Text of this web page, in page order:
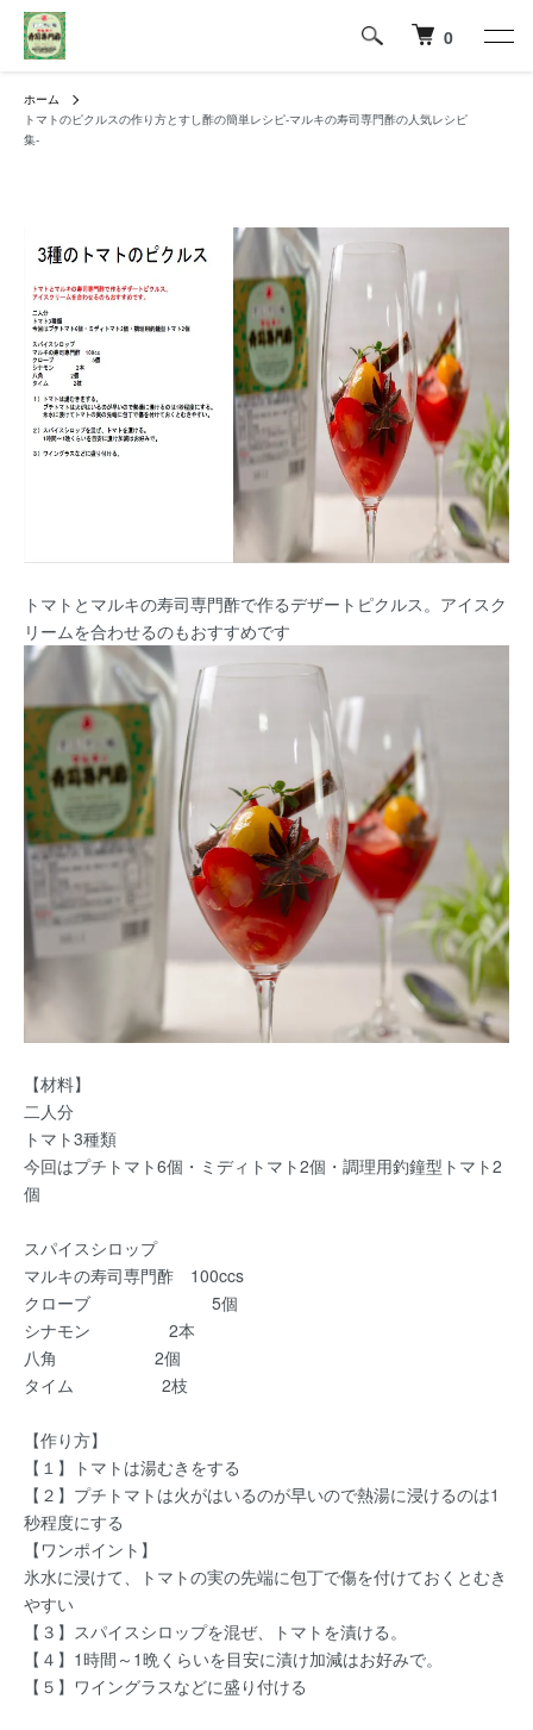
0
ホーム
トマトのピクルスの作り方とすし酢の簡単レシピ-マルキの寿司専門酢の人気レシピ
集-
トマトとマルキの寿司専門酢で作るデザートピクルス。アイスク
リームを合わせるのもおすすめです
【材料】
二人分
トマト3種類
今回はプチトマト6個・ミディトマト2個・調理用釣鐘型トマト2
個
スパイスシロップ
マルキの寿司専門酢 100ccs
クローブ 5個
シナモン 2本
八角 2個
タイム 2枝
【作り方】
【１】トマトは湯むきをする
【２】プチトマトは火がはいるのが早いので熱湯に浸けるのは1
秒程度にする
【ワンポイント】
氷水に浸けて、トマトの実の先端に包丁で傷を付けておくとむき
やすい
【３】スパイスシロップを混ぜ、トマトを漬ける。
【４】1時間～1晩くらいを目安に漬け加減はお好みで。
【５】ワイングラスなどに盛り付ける